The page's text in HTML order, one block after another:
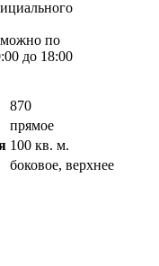
можно по
до 18:00
870
прямое
100 кв. м.
боковое, верхнее